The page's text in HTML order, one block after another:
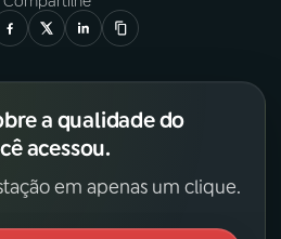
a qualidade do
acessou.
em apenas um clique.